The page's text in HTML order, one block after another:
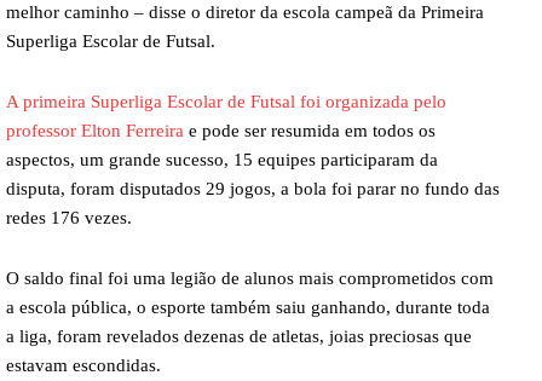
melhor caminho – disse o diretor da escola campeã da Primeira
Superliga Escolar de Futsal.
A primeira Superliga Escolar de Futsal foi organizada pelo
professor Elton Ferreira e pode ser resumida em todos os
aspectos, um grande sucesso, 15 equipes participaram da
disputa, foram disputados 29 jogos, a bola foi parar no fundo das
redes 176 vezes.
O saldo final foi uma legião de alunos mais comprometidos com
a escola pública, o esporte também saiu ganhando, durante toda
a liga, foram revelados dezenas de atletas, joias preciosas que
estavam escondidas.